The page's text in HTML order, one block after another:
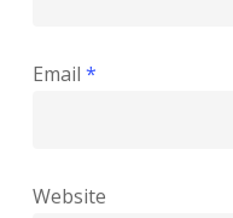
Email *
Website